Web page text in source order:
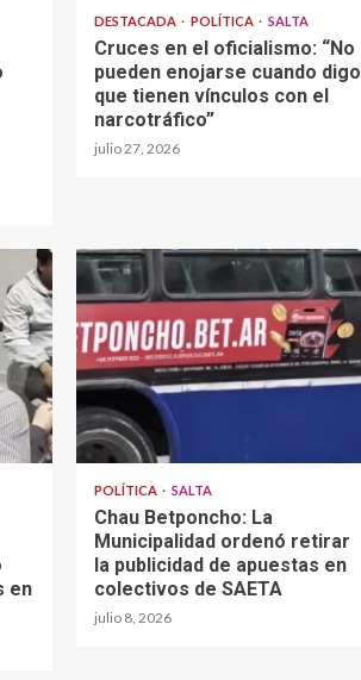
DESTACADA POLÍTICA SALTA
Cruces en el oficialismo: “No
pueden enojarse cuando digo
que tienen vínculos con el
narcotráfico”
julio 27, 2026
en
POLÍTICA SALTA
Chau Betponcho: La
Municipalidad ordenó retirar
la publicidad de apuestas en
colectivos de SAETA
julio 8, 2026